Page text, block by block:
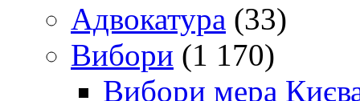
Адвокатура (33)
Вибори (1 170)
Вибори мера